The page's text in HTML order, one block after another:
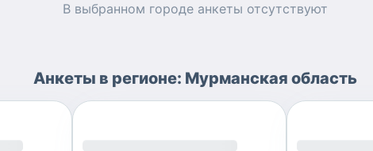
В выбранном городе анкеты отсутствуют
Анкеты в регионе: Мурманская область